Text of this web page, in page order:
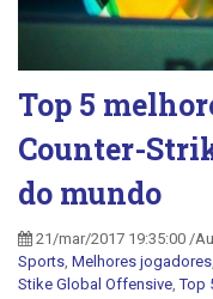
Top 5
Counter-
do mundo
21/mar/2017 19:35:00 /
Sports, Melhores jogadores,
Stike Global Offensive,Top